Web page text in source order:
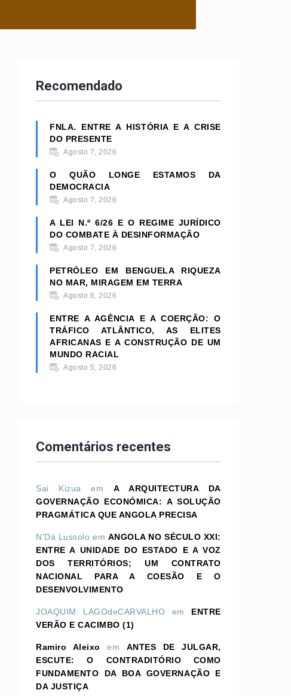
Recomendado
FNLA. ENTRE A HISTÓRIA E A CRISE
DO PRESENTE
Agosto 7, 2026
O QUÃO LONGE ESTAMOS DA
DEMOCRACIA
Agosto 7, 2026
A LEI N.º 6/26 E O REGIME JURÍDICO
DO COMBATE À DESINFORMAÇÃO
Agosto 7, 2026
PETRÓLEO EM BENGUELA RIQUEZA
NO MAR, MIRAGEM EM TERRA
Agosto 6, 2026
ENTRE A AGÊNCIA E A COERÇÃO: O
TRÁFICO ATLÂNTICO, AS ELITES
AFRICANAS E A CONSTRUÇÃO DE UM
MUNDO RACIAL
Agosto 5, 2026
Comentários recentes
Sai Kizua emA ARQUITECTURA DA
GOVERNAÇÃO ECONÓMICA: A SOLUÇÃO
PRAGMÁTICA QUE ANGOLA PRECISA
N'Dá Lussolo em ANGOLA NO SÉCULO XXI:
ENTRE A UNIDADE DO ESTADO E A VOZ
DOS TERRITÓRIOS; UM CONTRATO
NACIONAL PARA A COESÃO E O
DESENVOLVIMENTO
JOAQUIM LAGOdeCARVALHO em ENTRE
VERÃO E CACIMBO (1)
Ramiro Aleixo em ANTES DE JULGAR,
ESCUTE: O CONTRADITÓRIO COMO
FUNDAMENTO DA BOA GOVERNAÇÃO E
DA JUSTIÇA